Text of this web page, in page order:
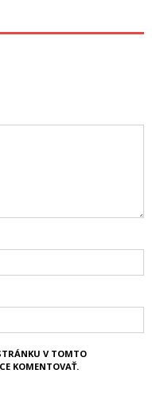
V TOMTO
KOMENTOVAŤ.